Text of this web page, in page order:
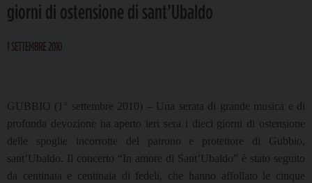
giorni di ostensione di sant’Ubaldo
1 SETTEMBRE 2010
GUBBIO (1° settembre 2010) – Una serata di grande musica e di
profonda devozione ha aperto ieri sera i dieci giorni di ostensione
delle spoglie incorrotte del patrono e protettore di Gubbio,
sant’Ubaldo. Il concerto “In amore di Sant’Ubaldo” è stato seguito
da centinaia e centinaia di fedeli, che hanno affollato le cinque